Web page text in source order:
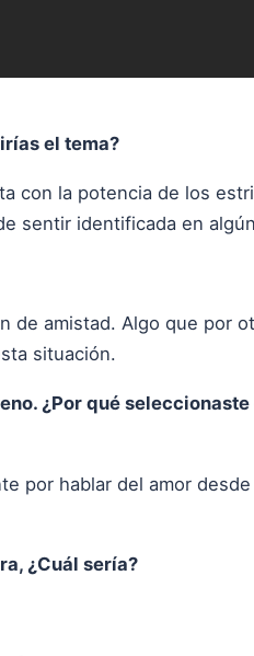
el tema?
con la potencia de los
sentir identificada en
de amistad. Algo que por
situación.
¿Por qué seleccionaste
por hablar del amor
¿Cuál sería?